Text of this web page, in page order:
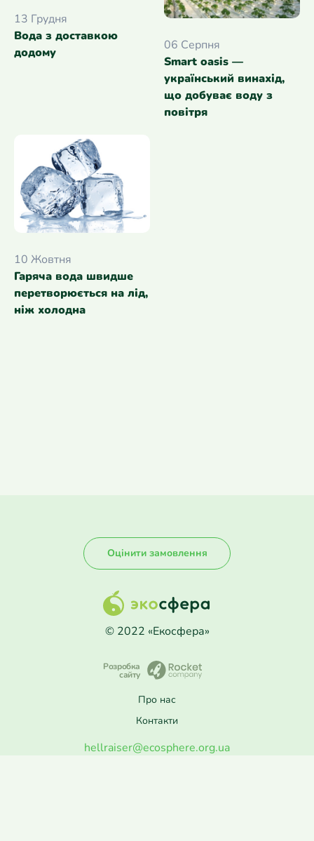
13 Грудня
Вода з доставкою
додому
06 Серпня
Smart oasis —
український винахід,
що добуває воду з
повітря
10 Жовтня
Гаряча вода швидше
перетворюється на лід,
ніж холодна
© 2022 «Екосфера»
Розробка
сайту
Про нас
Контакти
Оцінити замовлення
hellraiser@ecosphere.org.ua